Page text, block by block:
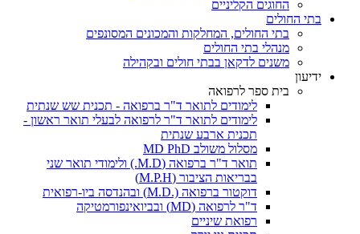
החוגים הקליניים
בתי החולים
בתי החולים, המחלקות והמכונים המסונפים
מנהלי בתי החולים
משנים לדקאן בבתי חולים ובקהילה
ידיעון
בית ספר לרפואה
לימודים לתואר ד"ר ברפואה - תכנית שש שנתית
לימודים לתואר ד"ר לרפואה לבעלי תואר ראשון -
תכנית ארבע שנתית
מסלול משולב MD PhD
תואר ד"ר ברפואה (M.D.) ולימודי תואר שני
בבריאות הציבור (M.P.H)
דוקטור ברפואה (.M.D) ובהנדסה ביו-רפואית
ד"ר לרפואה (MD) ובביואינפורמטיקה
רפואת שיניים